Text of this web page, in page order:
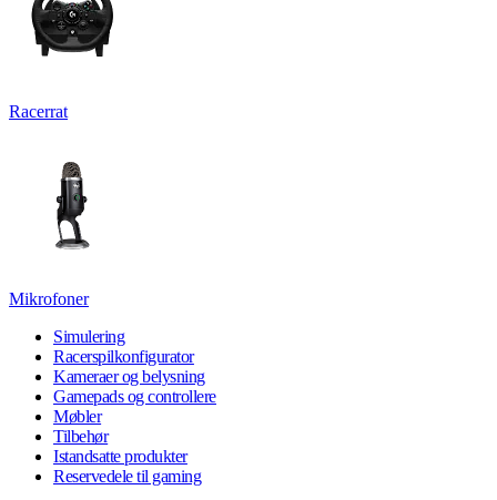
Racerrat
Mikrofoner
Simulering
Racerspilkonfigurator
Kameraer og belysning
Gamepads og controllere
Møbler
Tilbehør
Istandsatte produkter
Reservedele til gaming